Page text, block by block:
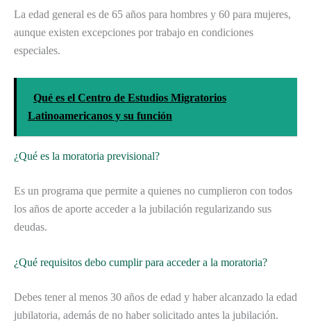
La edad general es de 65 años para hombres y 60 para mujeres,
aunque existen excepciones por trabajo en condiciones
especiales.
Qué es el Centro de Estudios Migratorios
Latinoamericanos y su función
¿Qué es la moratoria previsional?
Es un programa que permite a quienes no cumplieron con todos
los años de aporte acceder a la jubilación regularizando sus
deudas.
¿Qué requisitos debo cumplir para acceder a la moratoria?
Debes tener al menos 30 años de edad y haber alcanzado la edad
jubilatoria, además de no haber solicitado antes la jubilación.